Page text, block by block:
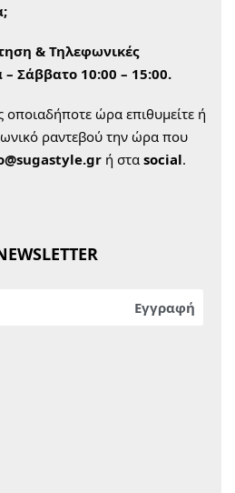
& Τηλεφωνικές
– Σάββατο 10:00 – 15:00.
οποιαδήποτε ώρα επιθυμείτε ή
ραντεβού την ώρα που
ή στα social.